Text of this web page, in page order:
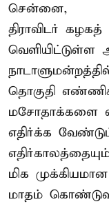
சென்னை,
திராவிடர்
வெளியிட்டுள்ள
தொகுதி
மசோதாக்களை
எதிர்க்க
மிக
மாதம்